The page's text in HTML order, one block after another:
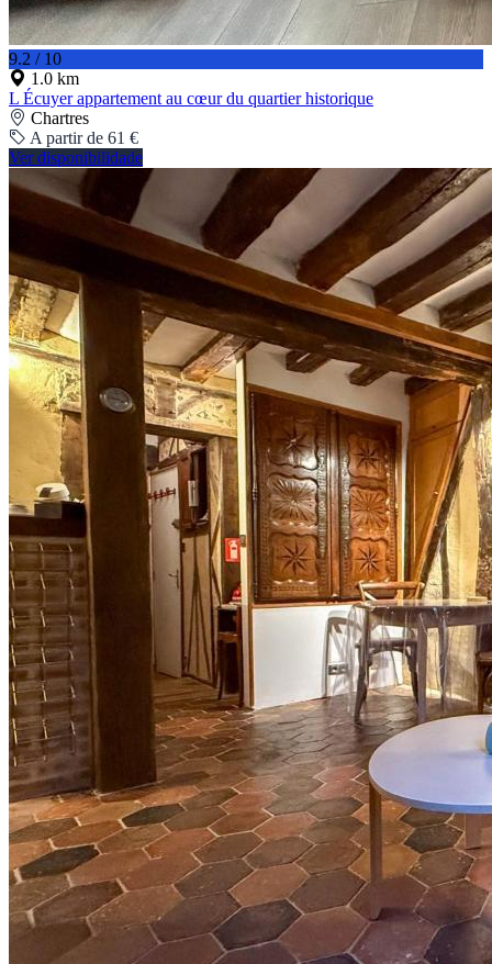
9.2 / 10
1.0 km
L Écuyer appartement au cœur du quartier historique
Chartres
A partir de 61 €
Ver disponibilidade